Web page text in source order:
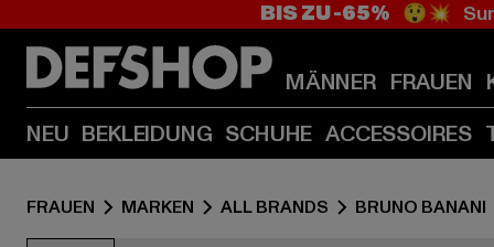
BIS ZU -65% 😲💥
MÄNNER FRAUEN
NEU BEKLEIDUNG SCHUHE ACCESSOIRES
FRAUEN MARKEN ALL BRANDS BRUNO BANANI